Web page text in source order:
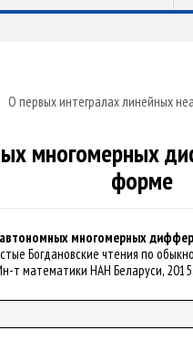
О первых интегралах линейных
многомерных
форме
многомерных
Богдановские чтения по
т математики НАН Беларуси,